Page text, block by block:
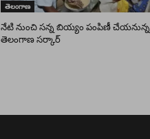
తెలంగాణ
నేటి నుంచి సన్న బియ్యం పంపిణీ చేయనున్న
తెలంగాణ సర్కార్